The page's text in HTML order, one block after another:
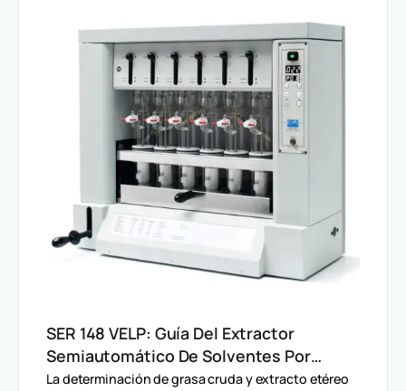
SER 148 VELP: Guía Del Extractor
Semiautomático De Solventes Por
Método Randall
La determinación de grasa cruda y extracto etéreo